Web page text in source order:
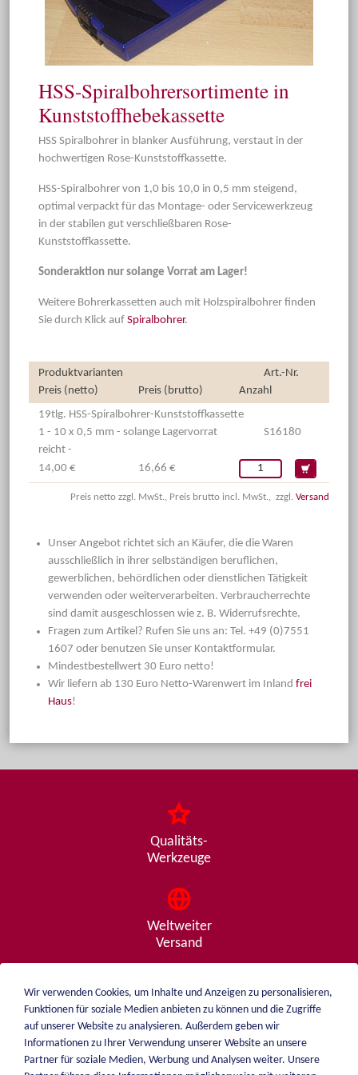
HSS-Spiralbohrersortimente in
Kunststoffhebekassette
HSS Spiralbohrer in blanker Ausführung, verstaut in der
hochwertigen Rose-Kunststoffkassette.
HSS-Spiralbohrer von 1,0 bis 10,0 in 0,5 mm steigend,
optimal verpackt für das Montage- oder Servicewerkzeug
in der stabilen gut verschließbaren Rose-
Kunststoffkassette.
Sonderaktion nur solange Vorrat am Lager!
Weitere Bohrerkassetten auch mit Holzspiralbohrer finden
Sie durch Klick auf Spiralbohrer.
Produktvarianten
Art.-Nr.
Preis (netto)
Preis (brutto)
Anzahl
19tlg. HSS-Spiralbohrer-Kunststoffkassette
1 - 10 x 0,5 mm - solange Lagervorrat
reicht -
S16180
14,00 € 16,66 €
Preis netto zzgl. MwSt., Preis brutto incl. MwSt., zzgl. Versand
Unser Angebot richtet sich an Käufer, die die Waren
ausschließlich in ihrer selbständigen beruflichen,
gewerblichen, behördlichen oder dienstlichen Tätigkeit
verwenden oder weiterverarbeiten. Verbraucherrechte
sind damit ausgeschlossen wie z. B. Widerrufsrechte.
Fragen zum Artikel? Rufen Sie uns an: Tel. +49 (0)7551
1607 oder benutzen Sie unser Kontaktformular.
Mindestbestellwert 30 Euro netto!
Wir liefern ab 130 Euro Netto-Warenwert im Inland frei
Haus!
Qualitäts-
Werkzeuge
Weltweiter
Versand
Beratung
von A - Z
Wir verwenden Cookies, um Inhalte und Anzeigen zu personalisieren,
Funktionen für soziale Medien anbieten zu können und die Zugriffe
auf unserer Website zu analysieren. Außerdem geben wir
Informationen zu Ihrer Verwendung unserer Website an unsere
Partner für soziale Medien, Werbung und Analysen weiter. Unsere